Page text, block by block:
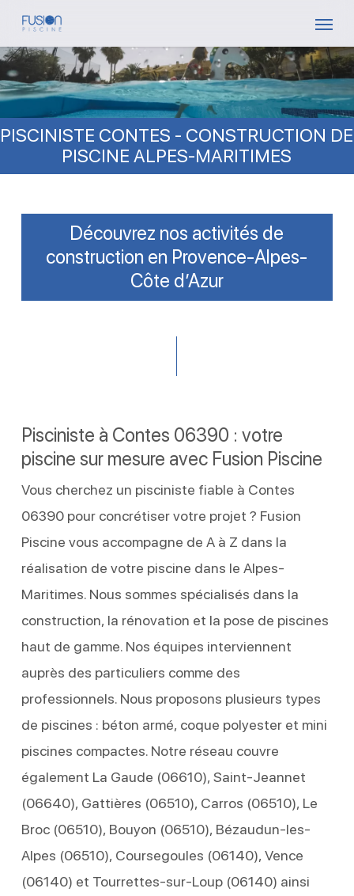
Skip
main
content
PISCINISTE CONTES - CONSTRUCTION DE
PISCINE ALPES-MARITIMES
Découvrez nos activités de
construction en Provence-Alpes-
Côte d’Azur
Pisciniste à Contes 06390 : votre
piscine sur mesure avec Fusion Piscine
Vous cherchez un pisciniste fiable à Contes
06390 pour concrétiser votre projet ? Fusion
Piscine vous accompagne de A à Z dans la
réalisation de votre piscine dans le Alpes-
Maritimes. Nous sommes spécialisés dans la
construction, la rénovation et la pose de piscines
haut de gamme. Nos équipes interviennent
auprès des particuliers comme des
professionnels. Nous proposons plusieurs types
de piscines : béton armé, coque polyester et mini
piscines compactes. Notre réseau couvre
également La Gaude (06610), Saint-Jeannet
(06640), Gattières (06510), Carros (06510), Le
Broc (06510), Bouyon (06510), Bézaudun-les-
Alpes (06510), Coursegoules (06140), Vence
(06140) et Tourrettes-sur-Loup (06140) ainsi